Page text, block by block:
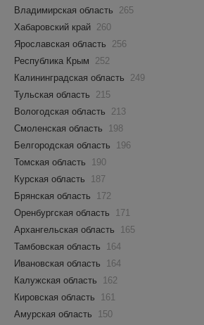
Владимирская область
265
Хабаровский край 260
Ярославская область
256
Республика Крым
252
Калининградская область
249
Тульская область
215
Вологодская область
213
Смоленская область
198
Белгородская область
196
Томская область
190
Курская область
187
Брянская область
172
Оренбургская область
171
Архангельская область
165
Тамбовская область
164
Ивановская область
164
Калужская область
162
Кировская область
161
Амурская область
150